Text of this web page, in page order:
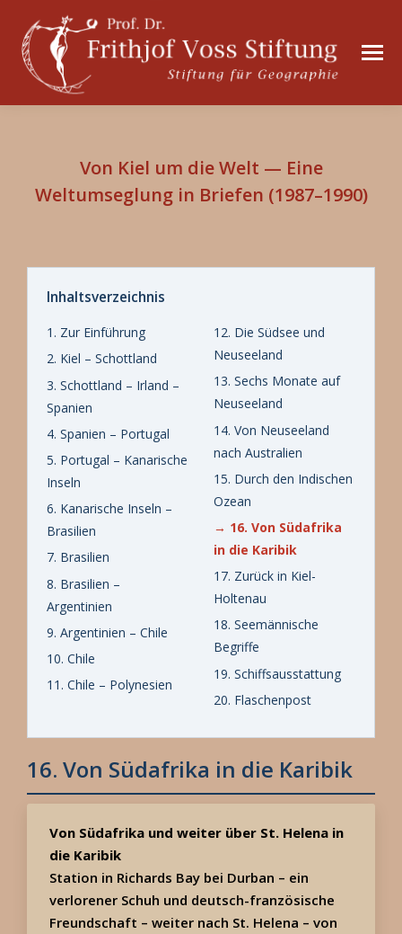
Von Kiel um die Welt — Eine
Weltumseglung in Briefen (1987–1990)
Inhaltsverzeichnis
1. Zur Einführung
2. Kiel – Schottland
3. Schottland – Irland –
Spanien
4. Spanien – Portugal
5. Portugal – Kanarische
Inseln
6. Kanarische Inseln –
Brasilien
7. Brasilien
8. Brasilien –
Argentinien
9. Argentinien – Chile
10. Chile
11. Chile – Polynesien
12. Die Südsee und
Neuseeland
13. Sechs Monate auf
Neuseeland
14. Von Neuseeland
nach Australien
15. Durch den Indischen
Ozean
→ 16. Von Südafrika
in die Karibik
17. Zurück in Kiel-
Holtenau
18. Seemännische
Begriffe
19. Schiffsausstattung
20. Flaschenpost
16. Von Südafrika in die Karibik
Von Südafrika und weiter über St. Helena in
die Karibik
Station in Richards Bay bei Durban – ein
verlorener Schuh und deutsch-französische
Freundschaft – weiter nach St. Helena – von